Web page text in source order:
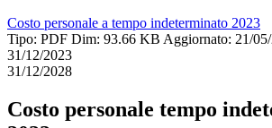
Costo personale a tempo indeterminato 2023
Tipo: PDF Dim: 93.66 KB Aggiornato: 21/
31/12/2023
31/12/2028
Costo personale tempo